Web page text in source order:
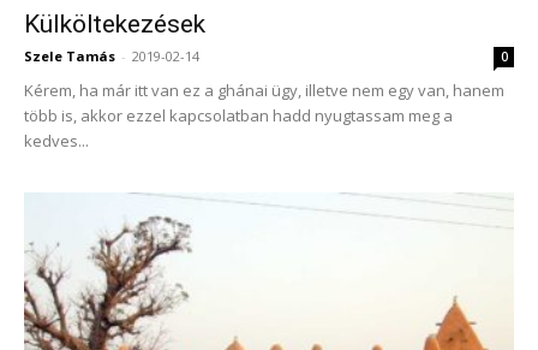
Külköltekezések
Szele Tamás - 2019-02-14 0
Kérem, ha már itt van ez a ghánai ügy, illetve nem egy van, hanem
több is, akkor ezzel kapcsolatban hadd nyugtassam meg a
kedves...